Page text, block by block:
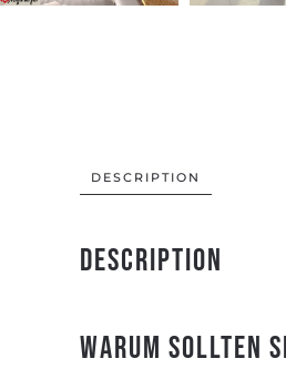
DESCRIPTION
Description
Warum sollten